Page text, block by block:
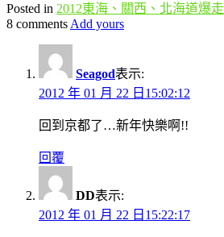
Posted in 2012東海、關西、北海道爆走
8 comments Add yours
Seagod表示:
2012 年 01 月 22 日15:02:12
回到京都了…新年快樂啊!!
回覆
DD表示:
2012 年 01 月 22 日15:22:17